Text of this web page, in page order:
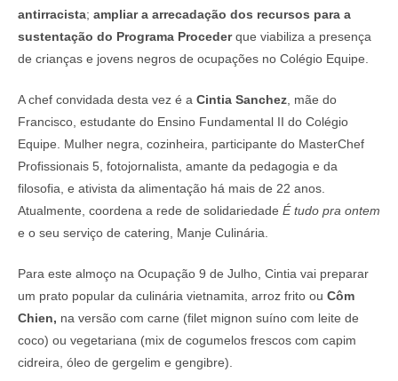
antirracista; ampliar a arrecadação dos recursos para a
sustentação do Programa Procederque viabiliza a presença
de crianças e jovens negros de ocupações no Colégio Equipe.
A chef convidada desta vez é a Cintia Sanchez, mãe do
Francisco, estudante do Ensino Fundamental II do Colégio
Equipe. Mulher negra, cozinheira, participante do MasterChef
Profissionais 5, fotojornalista, amante da pedagogia e da
filosofia, e ativista da alimentação há mais de 22 anos.
Atualmente, coordena a rede de solidariedade É tudo pra ontem
e o seu serviço de catering, Manje Culinária.
Para este almoço na Ocupação 9 de Julho, Cintia vai preparar
um prato popular da culinária vietnamita, arroz frito ou Côm
Chien, na versão com carne (filet mignon suíno com leite de
coco) ou vegetariana (mix de cogumelos frescos com capim
cidreira, óleo de gergelim e gengibre).